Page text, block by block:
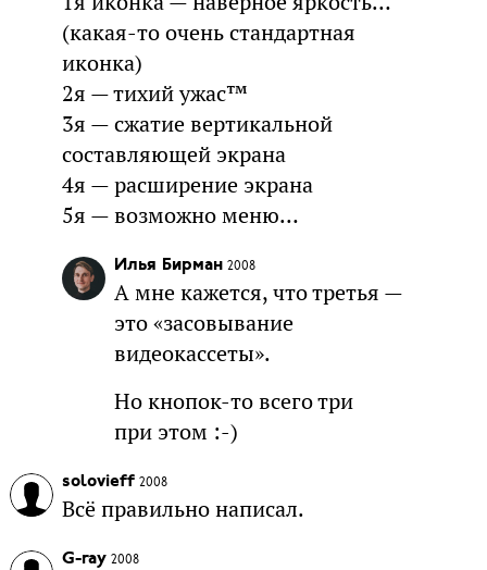
(какая-то очень стандартная
иконка)
2я — тихий ужас™
3я — сжатие вертикальной
составляющей экрана
4я — расширение экрана
5я — возможно меню…
Илья Бирман 2008
А мне кажется, что третья —
это «засовывание
видеокассеты».
Но кнопок-то всего три
при этом :-)
solovieff 2008
Всё правильно написал.
G-ray 2008